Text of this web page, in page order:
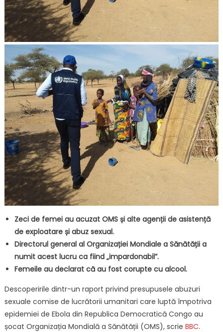
Zeci de femei au acuzat OMS și alte agenții de asistență
de exploatare și abuz sexual.
Directorul general al Organizației Mondiale a Sănătății a
numit acest lucru ca fiind „impardonabil”.
Femeile au declarat că au fost corupte cu alcool.
Descoperirile dintr-un raport privind presupusele abuzuri
sexuale comise de lucrătorii umanitari care luptă împotriva
epidemiei de Ebola din Republica Democratică Congo au
șocat Organizația Mondială a Sănătății (OMS), scrie BBC.